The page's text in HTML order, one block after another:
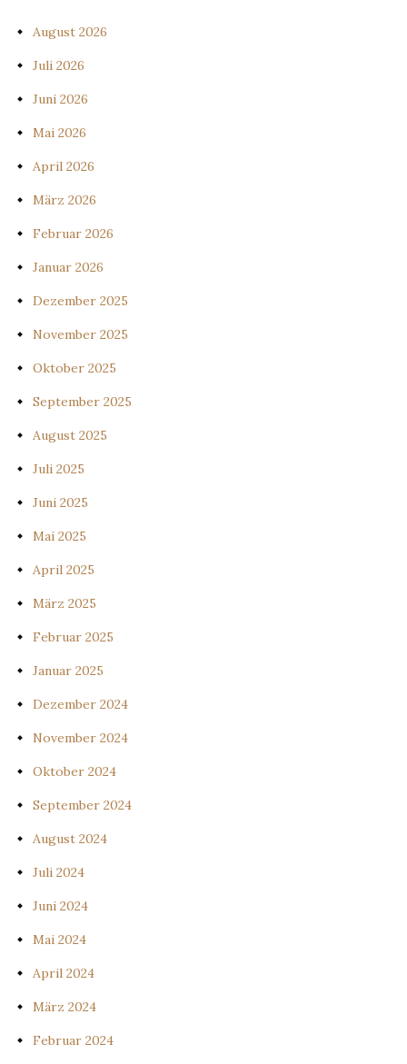
August 2026
Juli 2026
Juni 2026
Mai 2026
April 2026
März 2026
Februar 2026
Januar 2026
Dezember 2025
November 2025
Oktober 2025
September 2025
August 2025
Juli 2025
Juni 2025
Mai 2025
April 2025
März 2025
Februar 2025
Januar 2025
Dezember 2024
November 2024
Oktober 2024
September 2024
August 2024
Juli 2024
Juni 2024
Mai 2024
April 2024
März 2024
Februar 2024